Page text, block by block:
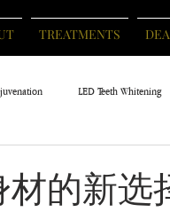
TREATMENTS
LED Teeth Whitening
的新选